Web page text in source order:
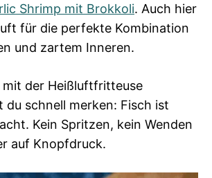
Shrimp mit Brokkoli. Auch hier
für die perfekte Kombination
und zartem Inneren.
der Heißluftfritteuse
du schnell merken: Fisch ist
Kein Spritzen, kein Wenden
auf Knopfdruck.